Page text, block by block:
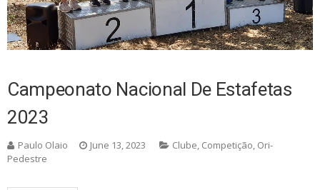
Campeonato Nacional De Estafetas
2023
Paulo Olaio June 13, 2023 Clube, Competição, Ori-
Pedestre